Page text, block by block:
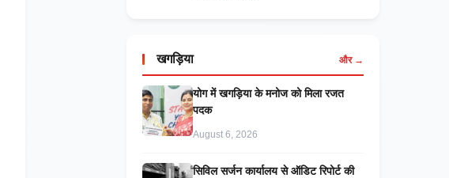
खगड़िया और →
​योग में खगड़िया के मनोज को मिला रजत
पदक
August 6, 2026
सिविल सर्जन कार्यालय से ऑडिट रिपोर्ट की